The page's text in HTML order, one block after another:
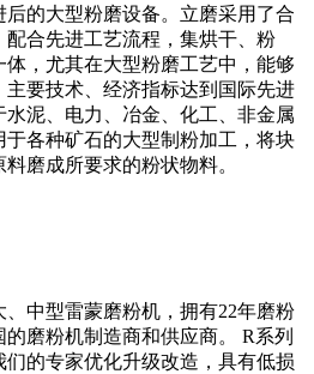
后的大型粉磨设备。立磨采用了合
配合先进工艺流程，集烘干、粉
体，尤其在大型粉磨工艺中，能够
主要技术、经济指标达到国际先进
水泥、电力、冶金、化工、非金属
于各种矿石的大型制粉加工，将块
磨成所要求的粉状物料。
中型雷蒙磨粉机，拥有22年磨粉
磨粉机制造商和供应商。 R系列
的专家优化升级改造，具有低损